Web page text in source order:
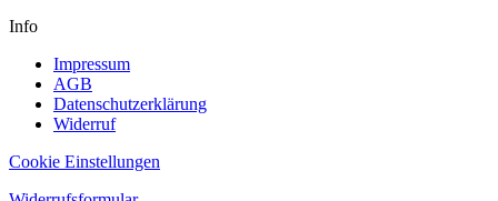
Info
Impressum
AGB
Datenschutzerklärung
Widerruf
Cookie Einstellungen